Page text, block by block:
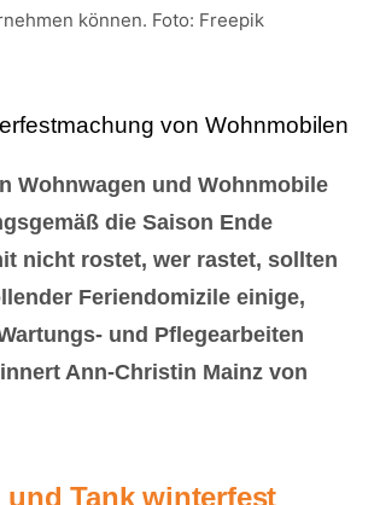
können. Foto: Freepik
von Wohnmobilen
Wohnwagen und Wohnmobile
die Saison Ende
nicht rostet, wer rastet, sollten
Feriendomizile einige,
und Pflegearbeiten
Ann-Christin Mainz von
und Tank winterfest